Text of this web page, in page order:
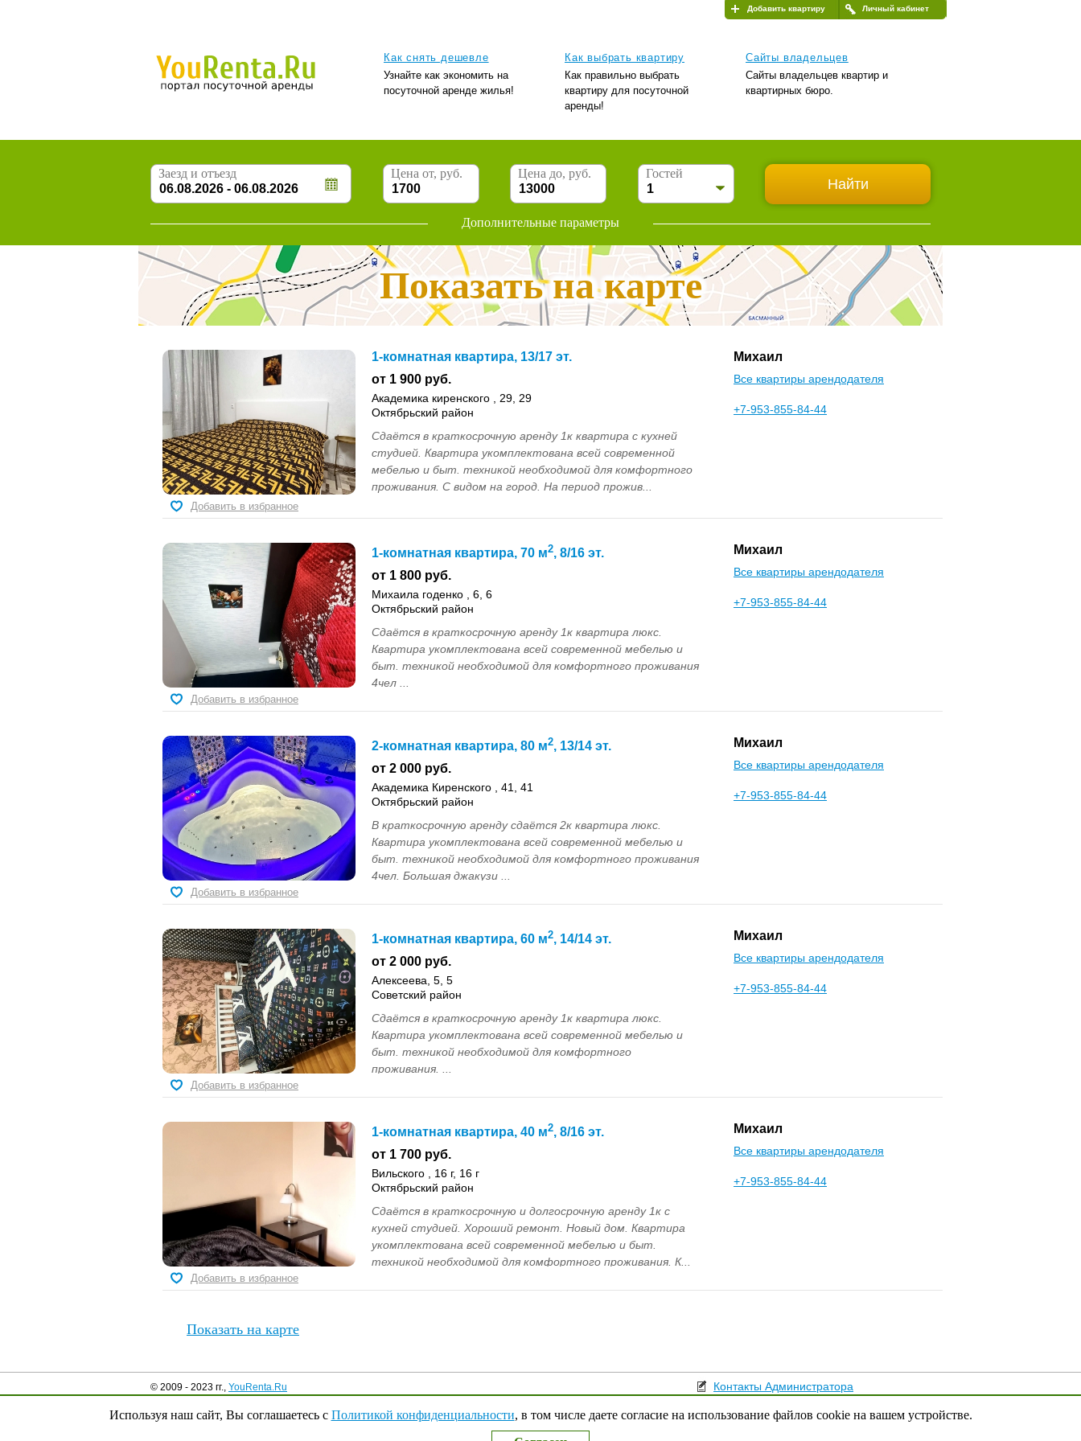
Личный кабинет
Добавить квартиру
Как снять дешевле
Узнайте как экономить на
посуточной аренде жилья!
Как выбрать квартиру
Как правильно выбрать
квартиру для посуточной
аренды!
Сайты владельцев
Сайты владельцев квартир и
квартирных бюро.
Заезд и отъезд Цена от, руб. Цена до, руб. Гостей
Дополнительные параметры
Показать на карте
1-комнатная квартира, 13/17 эт.
от 1 900 руб.
Академика киренского , 29, 29
Октябрьский район
Сдаётся в краткосрочную аренду 1к квартира с кухней
студией. Квартира укомплектована всей современной
мебелью и быт. техникой необходимой для комфортного
проживания. С видом на город. На период прожив...
Михаил
Все квартиры арендодателя
+7-953-855-84-44
Добавить в избранное
1-комнатная квартира, 70 м2, 8/16 эт.
от 1 800 руб.
Михаила годенко , 6, 6
Октябрьский район
Сдаётся в краткосрочную аренду 1к квартира люкс.
Квартира укомплектована всей современной мебелью и
быт. техникой необходимой для комфортного проживания
4чел ...
Михаил
Все квартиры арендодателя
+7-953-855-84-44
Добавить в избранное
2-комнатная квартира, 80 м2, 13/14 эт.
от 2 000 руб.
Академика Киренского , 41, 41
Октябрьский район
В краткосрочную аренду сдаётся 2к квартира люкс.
Квартира укомплектована всей современной мебелью и
быт. техникой необходимой для комфортного проживания
4чел. Большая джакузи ...
Михаил
Все квартиры арендодателя
+7-953-855-84-44
Добавить в избранное
1-комнатная квартира, 60 м2, 14/14 эт.
от 2 000 руб.
Алексеева, 5, 5
Советский район
Сдаётся в краткосрочную аренду 1к квартира люкс.
Квартира укомплектована всей современной мебелью и
быт. техникой необходимой для комфортного
проживания. ...
Михаил
Все квартиры арендодателя
+7-953-855-84-44
Добавить в избранное
1-комнатная квартира, 40 м2, 8/16 эт.
от 1 700 руб.
Вильского , 16 г, 16 г
Октябрьский район
Сдаётся в краткосрочную и долгосрочную аренду 1к с
кухней студией. Хороший ремонт. Новый дом. Квартира
укомплектована всей современной мебелью и быт.
техникой необходимой для комфортного проживания. К...
Михаил
Все квартиры арендодателя
+7-953-855-84-44
Добавить в избранное
Показать на карте
© 2009 - 2023 гг., YouRenta.Ru Контакты Администратора
Политика конфиденциальности
Используя наш сайт, Вы соглашаетесь с Политикой конфиденциальности, в том числе даете согласие на использование файлов cookie на вашем устройстве.